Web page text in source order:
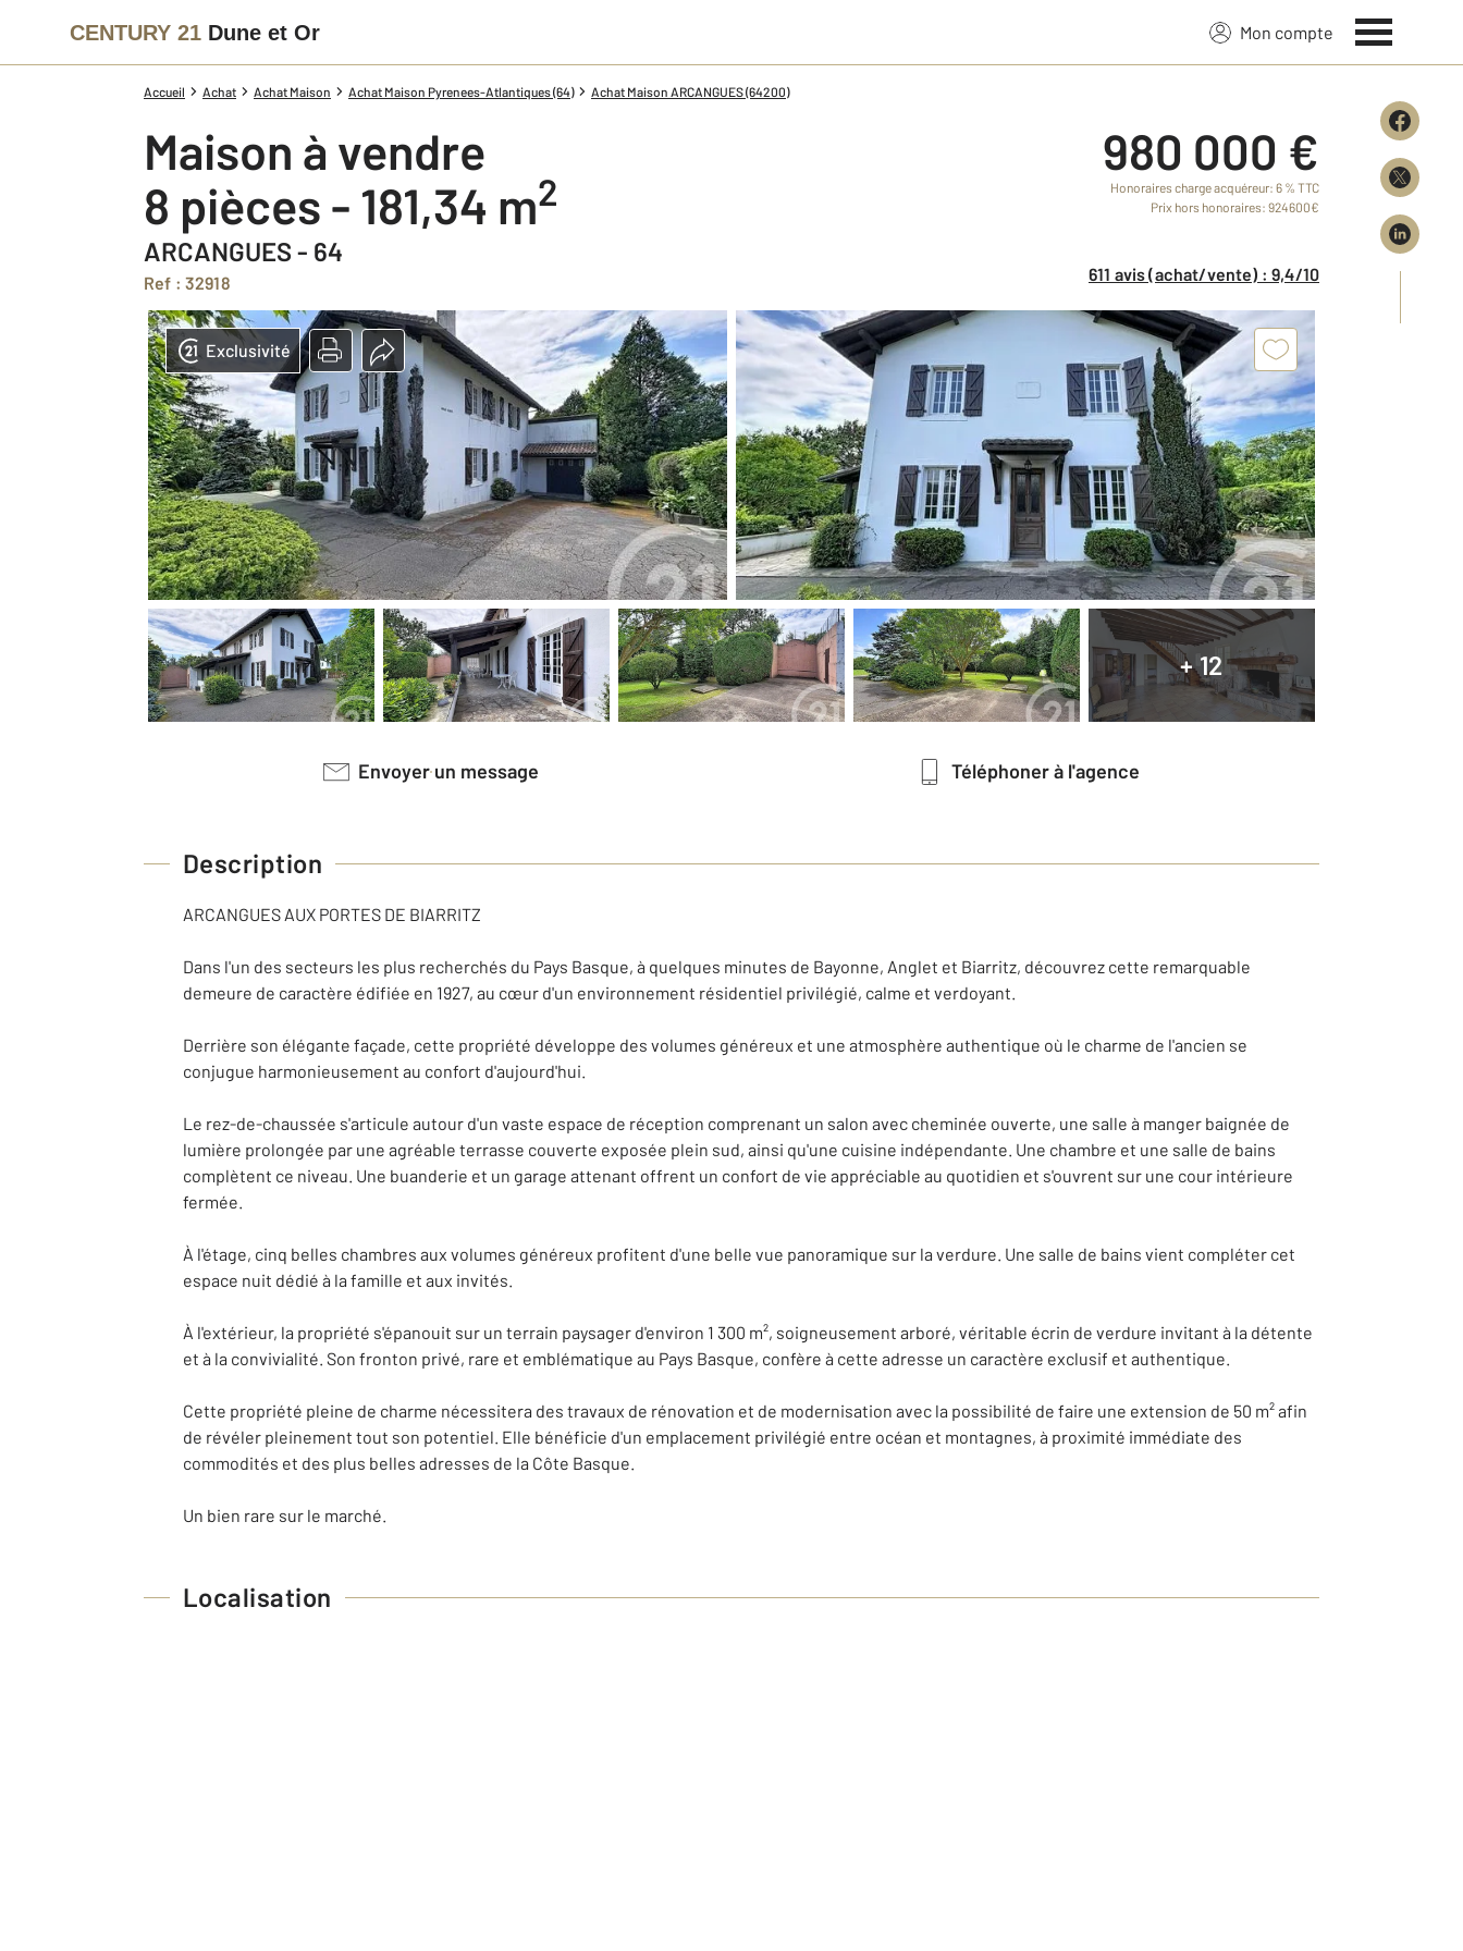
CENTURY 21 Dune et Or Mon compte
Accueil Achat Achat Maison Achat Maison Pyrenees-Atlantiques (64) Achat Maison ARCANGUES (64200)
Maison à vendre
8 pièces - 181,34 m2
ARCANGUES - 64
Ref : 32918
980 000 €
Honoraires charge acquéreur: 6 % TTC
Prix hors honoraires: 924600€
611 avis (achat/vente) : 9,4/10
+ 12
Exclusivité
Envoyer un message Téléphoner à l'agence
Description
ARCANGUES AUX PORTES DE BIARRITZ
Dans l'un des secteurs les plus recherchés du Pays Basque, à quelques minutes de Bayonne, Anglet et Biarritz, découvrez cette remarquable
demeure de caractère édifiée en 1927, au cœur d'un environnement résidentiel privilégié, calme et verdoyant.
Derrière son élégante façade, cette propriété développe des volumes généreux et une atmosphère authentique où le charme de l'ancien se
conjugue harmonieusement au confort d'aujourd'hui.
Le rez-de-chaussée s'articule autour d'un vaste espace de réception comprenant un salon avec cheminée ouverte, une salle à manger baignée de
lumière prolongée par une agréable terrasse couverte exposée plein sud, ainsi qu'une cuisine indépendante. Une chambre et une salle de bains
complètent ce niveau. Une buanderie et un garage attenant offrent un confort de vie appréciable au quotidien et s'ouvrent sur une cour intérieure
fermée.
À l'étage, cinq belles chambres aux volumes généreux profitent d'une belle vue panoramique sur la verdure. Une salle de bains vient compléter cet
espace nuit dédié à la famille et aux invités.
À l'extérieur, la propriété s'épanouit sur un terrain paysager d'environ 1 300 m², soigneusement arboré, véritable écrin de verdure invitant à la détente
et à la convivialité. Son fronton privé, rare et emblématique au Pays Basque, confère à cette adresse un caractère exclusif et authentique.
Cette propriété pleine de charme nécessitera des travaux de rénovation et de modernisation avec la possibilité de faire une extension de 50 m² afin
de révéler pleinement tout son potentiel. Elle bénéficie d'un emplacement privilégié entre océan et montagnes, à proximité immédiate des
commodités et des plus belles adresses de la Côte Basque.
Un bien rare sur le marché.
Localisation